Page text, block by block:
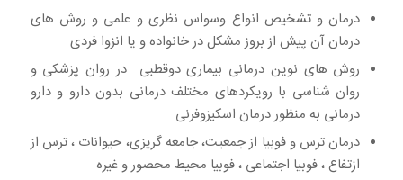
درمان و تشخیص انواع وسواس نظری و علمی و روش های
درمان آن پیش از بروز مشکل در خانواده و یا انزوا فردی
روش های نوین درمانی بیماری دوقطبی در روان پزشکی و
روان شناسی با رویکردهای مختلف درمانی بدون دارو و دارو
درمانی به منظور درمان اسکیزوفرنی
درمان ترس و فوبیا از جمعیت، جامعه گریزی، حیوانات ، ترس از
ازتفاع ، فوبیا اجتماعی ، فوبیا محیط محصور و غیره